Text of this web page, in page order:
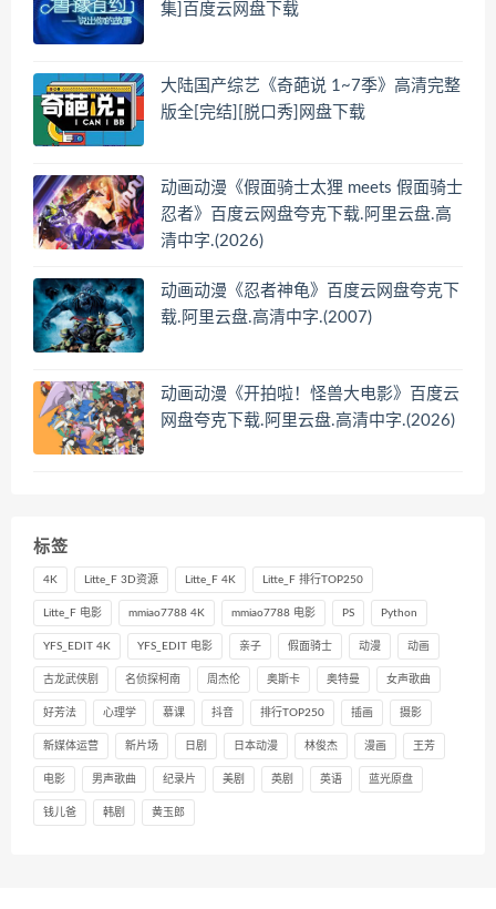
集]百度云网盘下载
大陆国产综艺《奇葩说 1~7季》高清完整
版全[完结][脱口秀]网盘下载
动画动漫《假面骑士太狸 meets 假面骑士
忍者》百度云网盘夸克下载.阿里云盘.高
清中字.(2026)
动画动漫《忍者神龟》百度云网盘夸克下
载.阿里云盘.高清中字.(2007)
动画动漫《开拍啦！怪兽大电影》百度云
网盘夸克下载.阿里云盘.高清中字.(2026)
标签
4K Litte_F 3D资源 Litte_F 4K Litte_F 排行TOP250
Litte_F 电影 mmiao7788 4K mmiao7788 电影 PS Python
YFS_EDIT 4K YFS_EDIT 电影 亲子 假面骑士 动漫 动画
古龙武侠剧 名侦探柯南 周杰伦 奥斯卡 奥特曼 女声歌曲
好芳法 心理学 慕课 抖音 排行TOP250 插画 摄影
新媒体运营 新片场 日剧 日本动漫 林俊杰 漫画 王芳
电影 男声歌曲 纪录片 美剧 英剧 英语 蓝光原盘
钱儿爸 韩剧 黄玉郎